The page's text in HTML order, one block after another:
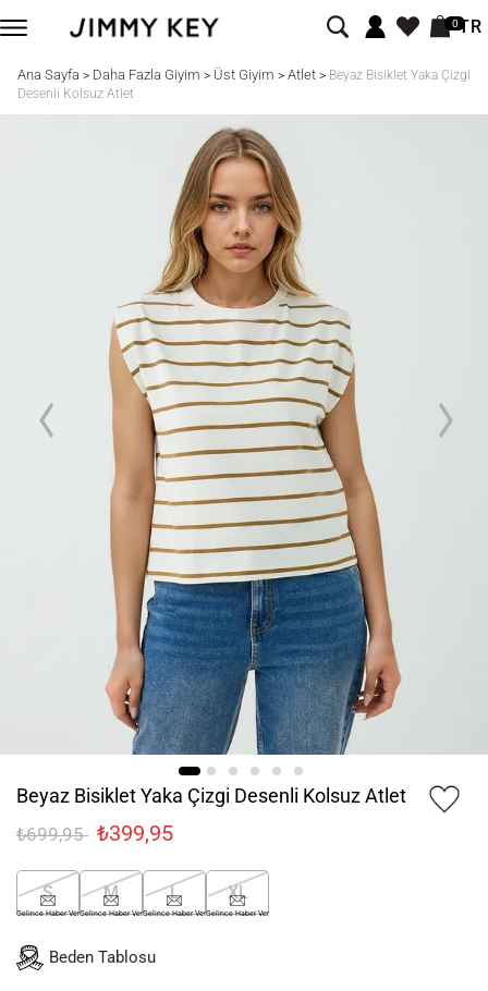
0TR
Ana Sayfa > Daha Fazla Giyim > Üst Giyim > Atlet> Beyaz Bisiklet Yaka Çizgi
Desenli Kolsuz Atlet
Beyaz Bisiklet Yaka Çizgi Desenli Kolsuz Atlet
₺699,95 ₺399,95
S
Gelince Haber Ver
M
Gelince Haber Ver
L
Gelince Haber Ver
XL
Gelince Haber Ver
Beden Tablosu